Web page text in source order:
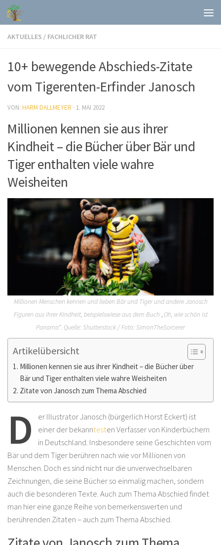
Skip to content
AKTUELLES / FACHLICHER RAT
10+ bewegende Abschieds-Zitate
vom Tigerenten-Erfinder Janosch
VON: HARM DALLMEYER · 1. MAI 2022
Millionen kennen sie aus ihrer
Kindheit – die Bücher über Bär und
Tiger enthalten viele wahre
Weisheiten
Millionen Menschen kennen und lieben Bär und Tiger und andere Janosch
Figuren aus ihrer Kindheit, beispielswiese aus dem Buch „Oh, wie schön ist
Panama“. Quelle: Shutterstock / Foto: SimonTheSorcerer
Artikelübersicht
Millionen kennen sie aus ihrer Kindheit – die Bücher über
Bär und Tiger enthalten viele wahre Weisheiten
Zitate von Janosch zum Thema Abschied
D
er Illustrator Janosch (bürgerlich Horst Eckert) ist
einer der bekanntesten Verfasser von Kinderbüchern
in Deutschland. Insbesondere seine Geschichten vom
Bär und dem Tiger berühren nach wie vor Millionen von
Menschen. Doch es sind nicht nur die unverwechselbaren
Zeichnungen, die seine Bücher so einmalig machen, sondern
auch die besonderen Texte. Auch zum Thema Abschied findet
man hier eine ganze Reihe von bemerkenswerten und
berührenden Zitaten – auch zum Thema Abschied.